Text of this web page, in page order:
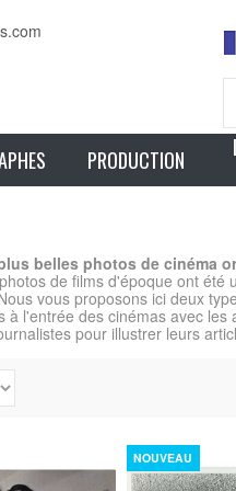
PRODUCTION
belles photos de cinéma
de films d'époque ont
vous proposons ici deux
à l'entrée des cinémas avec
pour illustrer leurs
NOUVEAU